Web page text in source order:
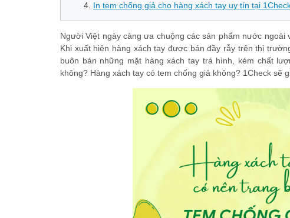
In tem chống giả cho hàng xách tay uy tín tại
Người Việt ngày càng ưa chuộng các sản phẩm nước
Khi xuất hiện hàng xách tay được bán đầy rẫy trên thị
buôn bán những mặt hàng xách tay trá hình, kém chất
không? Hàng xách tay có tem chống giả không? 1Check sẽ